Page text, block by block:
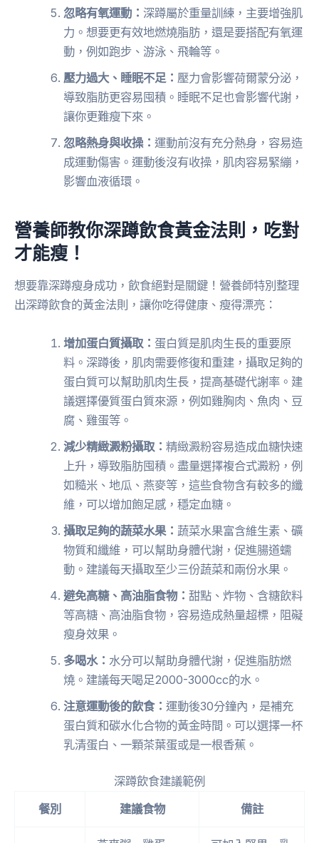
忽略有氧運動：深蹲屬於重量訓練，主要增強肌
力。想要更有效地燃燒脂肪，還是要搭配有氧運
動，例如跑步、游泳、飛輪等。
壓力過大、睡眠不足： 壓力會影響荷爾蒙分泌，
導致脂肪更容易囤積。睡眠不足也會影響代謝，
讓你更難瘦下來。
忽略熱身與收操：運動前沒有充分熱身，容易造
成運動傷害。運動後沒有收操，肌肉容易緊繃，
影響血液循環。
營養師教你深蹲飲食黃金法則，吃對
才能瘦！
想要靠深蹲瘦身成功，飲食絕對是關鍵！營養師特別整理
出深蹲飲食的黃金法則，讓你吃得健康、瘦得漂亮：
增加蛋白質攝取：蛋白質是肌肉生長的重要原
料。深蹲後，肌肉需要修復和重建，攝取足夠的
蛋白質可以幫助肌肉生長，提高基礎代謝率。建
議選擇優質蛋白質來源，例如雞胸肉、魚肉、豆
腐、雞蛋等。
減少精緻澱粉攝取：精緻澱粉容易造成血糖快速
上升，導致脂肪囤積。盡量選擇複合式澱粉，例
如糙米、地瓜、燕麥等，這些食物含有較多的纖
維，可以增加飽足感，穩定血糖。
攝取足夠的蔬菜水果： 蔬菜水果富含維生素、礦
物質和纖維，可以幫助身體代謝，促進腸道蠕
動。建議每天攝取至少三份蔬菜和兩份水果。
避免高糖、高油脂食物：甜點、炸物、含糖飲料
等高糖、高油脂食物，容易造成熱量超標，阻礙
瘦身效果。
多喝水： 水分可以幫助身體代謝，促進脂肪燃
燒。建議每天喝足2000-3000cc的水。
注意運動後的飲食：運動後30分鐘內，是補充
蛋白質和碳水化合物的黃金時間。可以選擇一杯
乳清蛋白、一顆茶葉蛋或是一根香蕉。
深蹲飲食建議範例
餐別
建議食物 備註